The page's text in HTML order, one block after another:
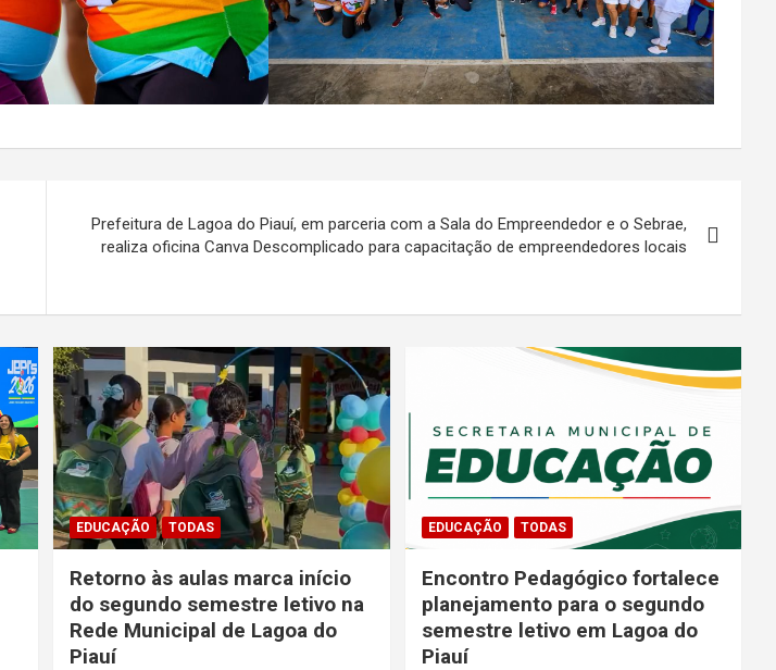
Prefeitura de Lagoa do Piauí, em parceria com a Sala do Empreendedor e o Sebrae,
realiza oficina Canva Descomplicado para capacitação de empreendedores locais
EDUCAÇÃO TODAS
Retorno às aulas marca início
do segundo semestre letivo na
Rede Municipal de Lagoa do
Piauí
EDUCAÇÃO TODAS
Encontro Pedagógico fortalece
planejamento para o segundo
semestre letivo em Lagoa do
Piauí